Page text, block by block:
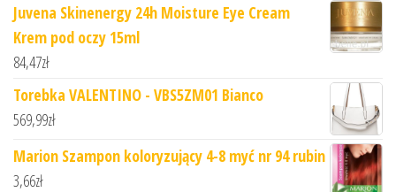
Juvena Skinenergy 24h Moisture Eye Cream
Krem pod oczy 15ml
84,47zł
Torebka VALENTINO - VBS5ZM01 Bianco
569,99zł
Marion Szampon koloryzujący 4-8 myć nr 94 rubin
3,66zł